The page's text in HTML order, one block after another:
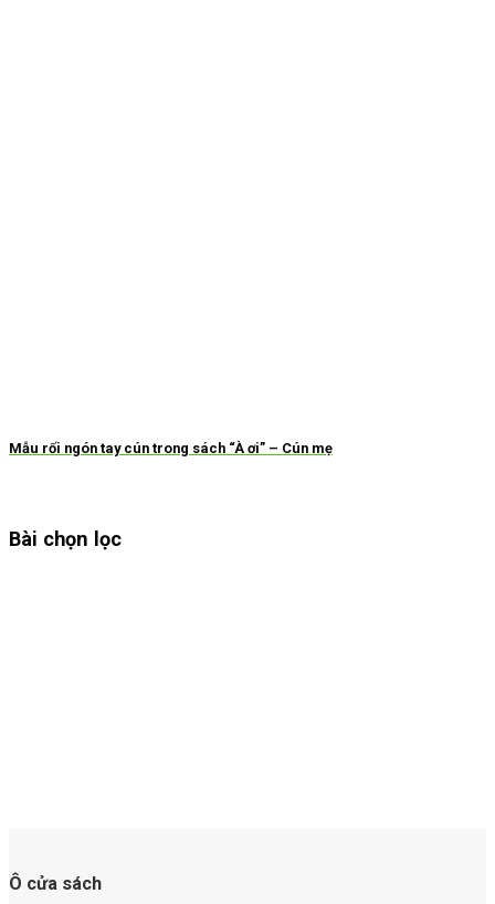
Mẫu rối ngón tay cún trong sách “À ơi” – Cún mẹ
Bài chọn lọc
Ô cửa sách